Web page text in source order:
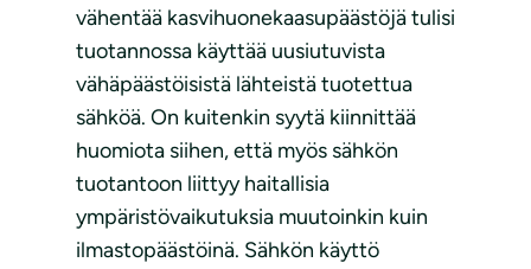
vähentää kasvihuonekaasupäästöjä tulisi
tuotannossa käyttää uusiutuvista
vähäpäästöisistä lähteistä tuotettua
sähköä. On kuitenkin syytä kiinnittää
huomiota siihen, että myös sähkön
tuotantoon liittyy haitallisia
ympäristövaikutuksia muutoinkin kuin
ilmastopäästöinä. Sähkön käyttö